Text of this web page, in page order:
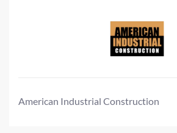
American Industrial Construction